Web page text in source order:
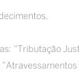
“Tributação